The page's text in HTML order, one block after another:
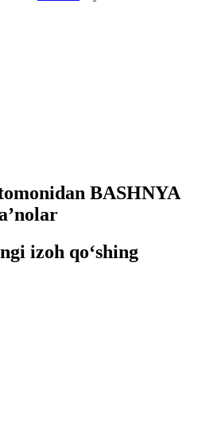
BASHNYA
izoh qo‘shing